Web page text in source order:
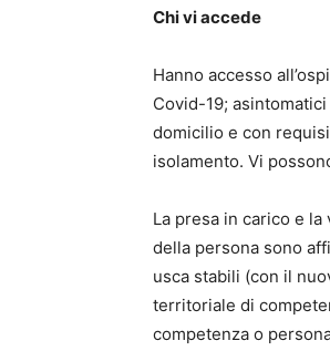
Chi vi accede
Hanno accesso
Covid-19;
domicilio e con
isolamento. Vi
La presa in carico e
della persona sono
usca stabili (con il
territoriale di
competenza o